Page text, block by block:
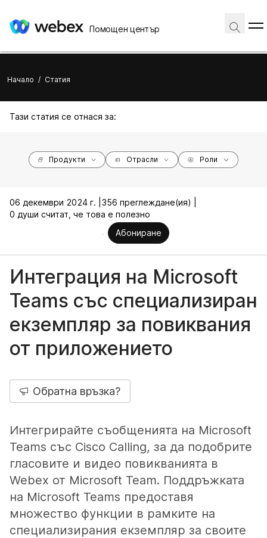
Помощен център
Начало / Статия
Тази статия се отнася за:
Продукти Отрасли Роли
06 декември 2024 г. | 356 преглеждане(ия) |
0 души считат, че това е полезно
Абониране
Интеграция на Microsoft
Teams със специализиран
екземпляр за повиквания
от приложението
Обратна връзка?
Интегрирайте съобщенията на Microsoft
Teams със Cisco Calling, за да подобрите
гласовите и видео повикванията в
Webex от Microsoft Team. Поддръжката
на Microsoft Teams предоставя
множество функции в рамките на
специализирания екземпляр за своите